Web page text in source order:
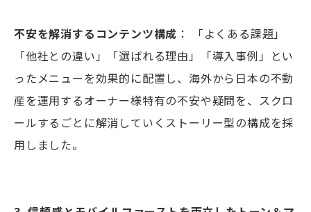
不安を解消するコンテンツ構成 ： 「よくある課題」
「他社との違い」「選ばれる理由」「導入事例」とい
ったメニューを効果的に配置し、海外から日本の不動
産を運用するオーナー様特有の不安や疑問を、スクロ
ールするごとに解消していくストーリー型の構成を採
用しました。